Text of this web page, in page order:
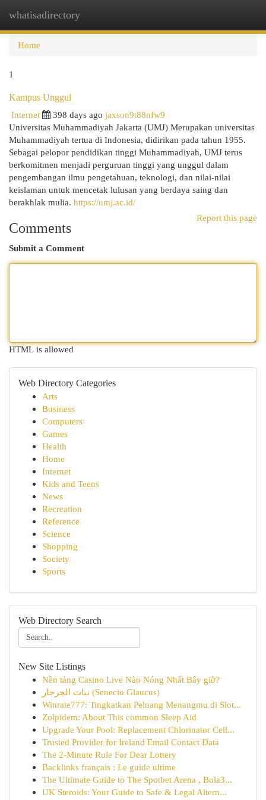
whatisadirectory
Home
1
Kampus Unggul
Internet
398 days ago jaxson9t88nfw9
Universitas Muhammadiyah Jakarta (UMJ) Merupakan universitas
Muhammadiyah tertua di Indonesia, didirikan pada tahun 1955.
Sebagai pelopor pendidikan tinggi Muhammadiyah, UMJ terus
berkomitmen menjadi perguruan tinggi yang unggul dalam
pengembangan ilmu pengetahuan, teknologi, dan nilai-nilai
keislaman untuk mencetak lulusan yang berdaya saing dan
berakhlak mulia. https://umj.ac.id/
Report this page
Comments
Submit a Comment
HTML is allowed
Web Directory Categories
Arts
Business
Computers
Games
Health
Home
Internet
Kids and Teens
News
Recreation
Reference
Science
Shopping
Society
Sports
Web Directory Search
New Site Listings
Nền tảng Casino Live Nào Nóng Nhất Bây giờ?
نبات الجرجار (Senecio Glaucus)
Winrate777: Tingkatkan Peluang Menangmu di Slot...
Zolpidem: About This common Sleep Aid
Upgrade Your Pool: Replacement Chlorinator Cell...
Trusted Provider for Ireland Email Contact Data
The 2-Minute Rule For Dear Lottery
Backlinks français : Le guide ultime
The Ultimate Guide to The Spotbet Arena , Bola3...
UK Steroids: Your Guide to Safe & Legal Altern...